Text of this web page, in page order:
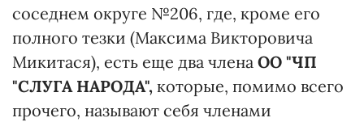
соседнем округе №206, где, кроме его
полного тезки (Максима Викторовича
Микитася), есть еще два члена ОО "ЧП
"СЛУГА НАРОДА", которые, помимо всего
прочего, называют себя членами